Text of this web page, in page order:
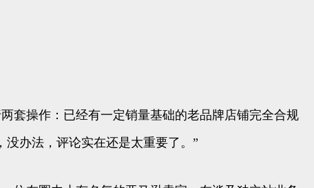
套操作：已经有一定销量基础的老品牌店铺完全合规
办法，评论实在还是太重要了。”